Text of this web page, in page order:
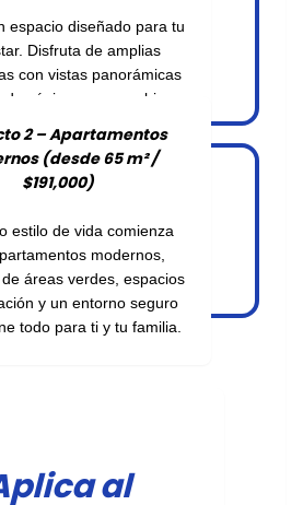
espacio diseñado para tu
Disfruta de amplias
con vistas panorámicas
únicas que combinan
24/7.
2 – Apartamentos
(desde 65 m² /
$191,000)
estilo de vida comienza
modernos,
áreas verdes, espacios
y un entorno seguro
todo para ti y tu familia.
al